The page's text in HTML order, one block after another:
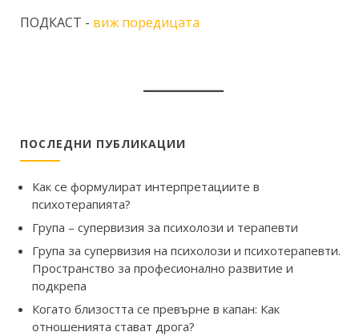
ПОДКАСТ - виж поредицата
ПОСЛЕДНИ ПУБЛИКАЦИИ
Как се формулират интерпретациите в
психотерапията?
Група – супервизия за психолози и терапевти
Група за супервизия на психолози и психотерапевти.
Пространство за професионално развитие и
подкрепа
Когато близостта се превърне в капан: Как
отношенията стават дрога?